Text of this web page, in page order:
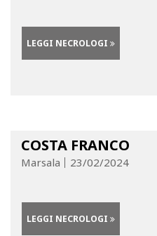
LEGGI NECROLOGI
COSTA FRANCO
Marsala 23/02/2024
LEGGI NECROLOGI